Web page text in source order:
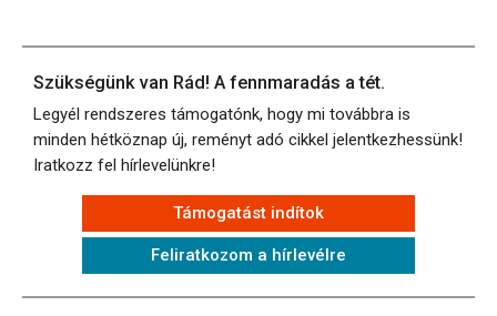
Szükségünk van Rád! A fennmaradás a tét.
Legyél rendszeres támogatónk, hogy mi továbbra is
minden hétköznap új, reményt adó cikkel jelentkezhessünk!
Iratkozz fel hírlevelünkre!
Támogatást indítok
Feliratkozom a hírlevélre